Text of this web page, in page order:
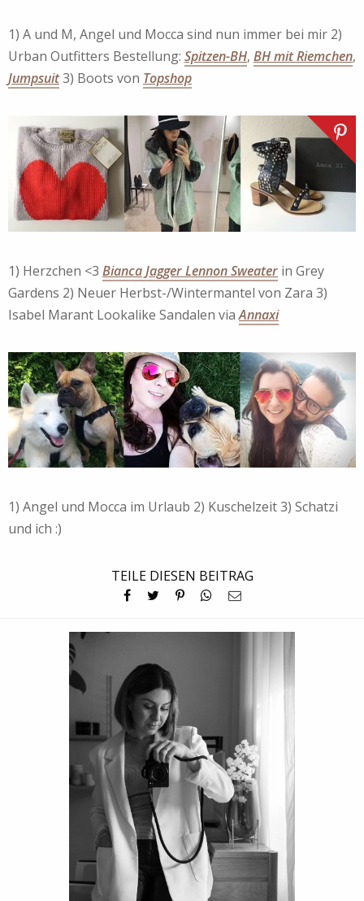
1) A und M, Angel und Mocca sind nun immer bei mir 2)
Urban Outfitters Bestellung: Spitzen-BH, BH mit Riemchen,
Jumpsuit3) Boots von Topshop
1) Herzchen <3 Bianca Jagger Lennon Sweater in Grey
Gardens 2) Neuer Herbst-/Wintermantel von Zara 3)
Isabel Marant Lookalike Sandalen viaAnnaxi
1) Angel und Mocca im Urlaub 2) Kuschelzeit 3) Schatzi
und ich :)
TEILE DIESEN BEITRAG